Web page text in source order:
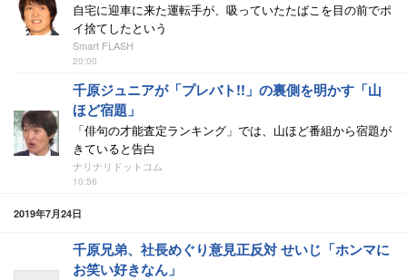
自宅に迎車に来た運転手が、吸っていたたばこを目の前でポ
イ捨てしたという
Smart FLASH
20:00
千原ジュニアが「プレバト!!」の裏側を明かす「山
ほど宿題」
「俳句の才能査定ランキング」では、山ほど番組から宿題が
きていると告白
ナリナリドットコム
10:56
2019年7月24日
千原兄弟、社長めぐり意見正反対 せいじ「ホンマに
お笑い好きなん」